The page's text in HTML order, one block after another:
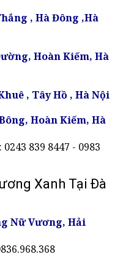
, Hà Đông ,Hà
Hoàn Kiếm, Hà
, Tây Hồ , Hà Nội
Hoàn Kiếm, Hà
839 8447 - 0983
Xanh Tại Đà
Nữ Vương, Hải